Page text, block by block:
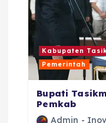
Kabupaten
Pemerintah
Bupati
Pemkab
Admin -